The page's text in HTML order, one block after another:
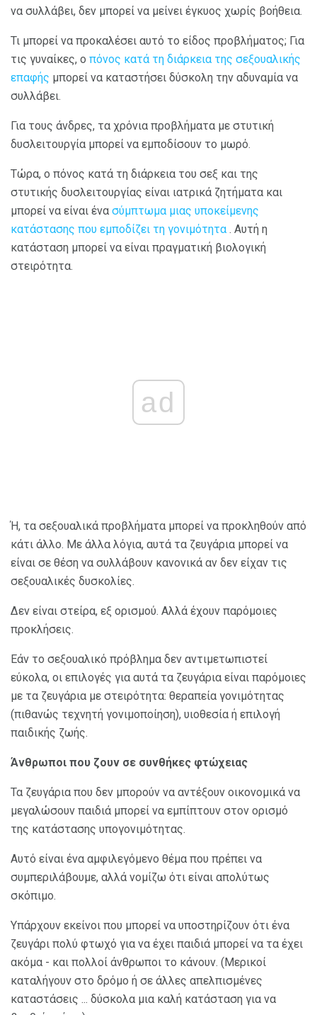
να συλλάβει, δεν μπορεί να μείνει έγκυος χωρίς βοήθεια.
Τι μπορεί να προκαλέσει αυτό το είδος προβλήματος; Για
τις γυναίκες, ο πόνος κατά τη διάρκεια της σεξουαλικής
επαφής μπορεί να καταστήσει δύσκολη την αδυναμία να
συλλάβει.
Για τους άνδρες, τα χρόνια προβλήματα με στυτική
δυσλειτουργία μπορεί να εμποδίσουν το μωρό.
Τώρα, ο πόνος κατά τη διάρκεια του σεξ και της
στυτικής δυσλειτουργίας είναι ιατρικά ζητήματα και
μπορεί να είναι ένα σύμπτωμα μιας υποκείμενης
κατάστασης που εμποδίζει τη γονιμότητα . Αυτή η
κατάσταση μπορεί να είναι πραγματική βιολογική
στειρότητα.
ad
Ή, τα σεξουαλικά προβλήματα μπορεί να προκληθούν από
κάτι άλλο. Με άλλα λόγια, αυτά τα ζευγάρια μπορεί να
είναι σε θέση να συλλάβουν κανονικά αν δεν είχαν τις
σεξουαλικές δυσκολίες.
Δεν είναι στείρα, εξ ορισμού. Αλλά έχουν παρόμοιες
προκλήσεις.
Εάν το σεξουαλικό πρόβλημα δεν αντιμετωπιστεί
εύκολα, οι επιλογές για αυτά τα ζευγάρια είναι παρόμοιες
με τα ζευγάρια με στειρότητα: θεραπεία γονιμότητας
(πιθανώς τεχνητή γονιμοποίηση), υιοθεσία ή επιλογή
παιδικής ζωής.
Άνθρωποι που ζουν σε συνθήκες φτώχειας
Τα ζευγάρια που δεν μπορούν να αντέξουν οικονομικά να
μεγαλώσουν παιδιά μπορεί να εμπίπτουν στον ορισμό
της κατάστασης υπογονιμότητας.
Αυτό είναι ένα αμφιλεγόμενο θέμα που πρέπει να
συμπεριλάβουμε, αλλά νομίζω ότι είναι απολύτως
σκόπιμο.
Υπάρχουν εκείνοι που μπορεί να υποστηρίζουν ότι ένα
ζευγάρι πολύ φτωχό για να έχει παιδιά μπορεί να τα έχει
ακόμα - και πολλοί άνθρωποι το κάνουν. (Μερικοί
καταλήγουν στο δρόμο ή σε άλλες απελπισμένες
καταστάσεις ... δύσκολα μια καλή κατάσταση για να